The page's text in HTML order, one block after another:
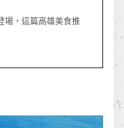
場，這篇高雄美食推